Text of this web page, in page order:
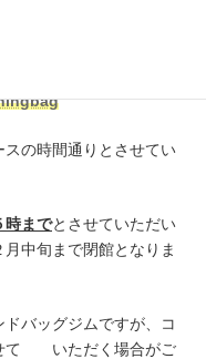
スの時間通りとさせてい
時までとさせていただい
中旬まで閉館となりま
バッグジムですが、コ
せて いただく場合がご